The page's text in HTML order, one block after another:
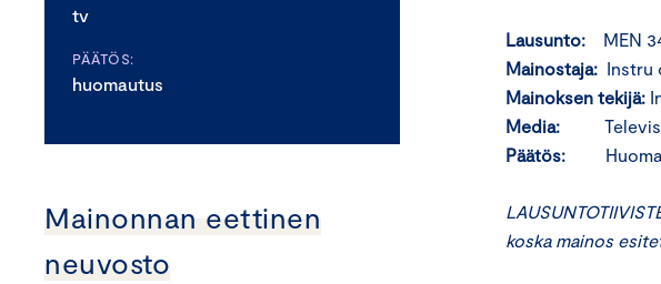
tv
PÄÄTÖS:
huomautus
Mainonnan eettinen
neuvosto
Lausunto: MEN
Mainostaja: Instru
Mainoksen tekijä:
Media:
Päätös:
koska mainos